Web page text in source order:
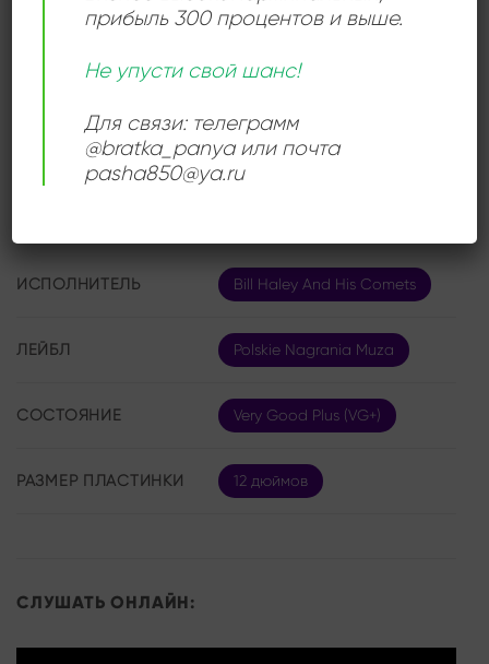
стала коллекционной ценностью: она позволяет
услышать его в первозданном виде и ощутить силу
ИСПОЛНИТЕЛЬ Bill Haley And His Comets
ЛЕЙБЛ Polskie Nagrania Muza
СОСТОЯНИЕ Very Good Plus (VG+)
РАЗМЕР ПЛАСТИНКИ 12 дюймов
СЛУШАТЬ ОНЛАЙН:
прибыль 300 процентов и выше.
Не упусти свой шанс!
Для связи: телеграмм
@bratka_panya или почта
pasha850@ya.ru